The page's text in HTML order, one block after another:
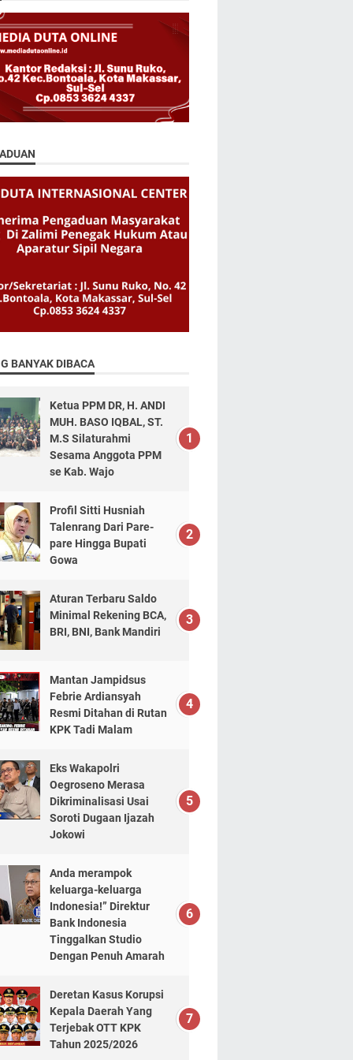
BANYAK DIBACA
Ketua PPM DR, H. ANDI
MUH. BASO IQBAL, ST.
M.S Silaturahmi
Sesama Anggota PPM
se Kab. Wajo
Profil Sitti Husniah
Talenrang Dari Pare-
pare Hingga Bupati
Gowa
Aturan Terbaru Saldo
Minimal Rekening BCA,
BRI, BNI, Bank Mandiri
Mantan Jampidsus
Febrie Ardiansyah
Resmi Ditahan di Rutan
KPK Tadi Malam
Eks Wakapolri
Oegroseno Merasa
Dikriminalisasi Usai
Soroti Dugaan Ijazah
Jokowi
Anda merampok
keluarga-keluarga
Indonesia!” Direktur
Bank Indonesia
Tinggalkan Studio
Dengan Penuh Amarah
Deretan Kasus Korupsi
Kepala Daerah Yang
Terjebak OTT KPK
Tahun 2025/2026